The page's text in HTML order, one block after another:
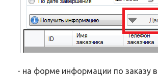
- на форме информации по заказу